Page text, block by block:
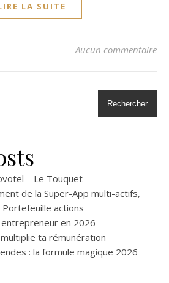
LA SUITE
Aucun commentaire
Rechercher
– Le Touquet
de la Super-App multi-actifs,
actions
entrepreneur en 2026
ta rémunération
: la formule magique 2026